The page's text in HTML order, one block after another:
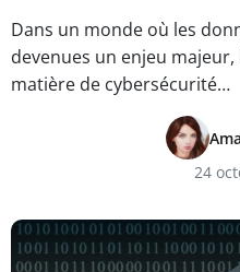
Dans un monde où les
devenues un enjeu
matière de cybersécurité…
24